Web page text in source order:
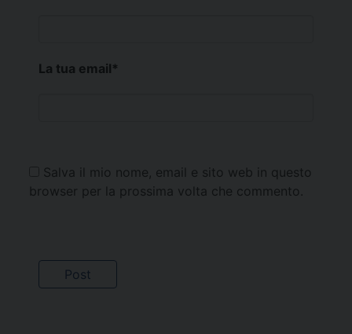
La tua email*
Salva il mio nome, email e sito web in questo
browser per la prossima volta che commento.